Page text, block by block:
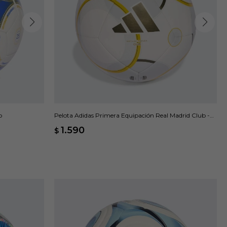
Pelota Adidas Primera Equipación Real Madrid Club -
$ 1.590